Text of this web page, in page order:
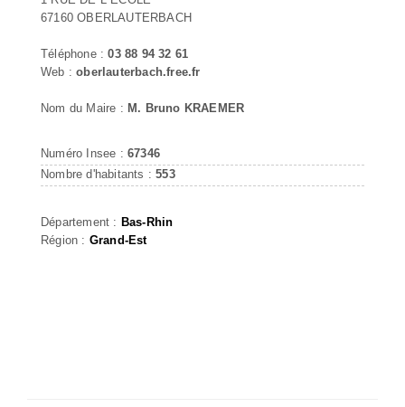
67160 OBERLAUTERBACH
Téléphone :03 88 94 32 61
Web :oberlauterbach.free.fr
Nom du Maire : M. Bruno KRAEMER
Numéro Insee : 67346
Nombre d'habitants :553
Département : Bas-Rhin
Région : Grand-Est